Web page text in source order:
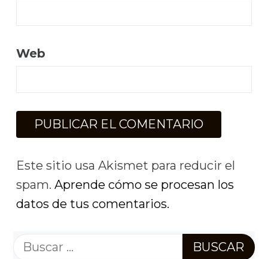
Web
Este sitio usa Akismet para reducir el
spam. Aprende cómo se procesan los
datos de tus comentarios.
Buscar: